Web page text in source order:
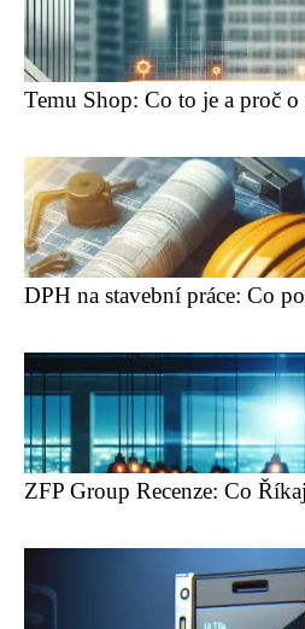
Temu Shop: Co to je a proč
DPH na stavební práce: Co
ZFP Group Recenze: Co